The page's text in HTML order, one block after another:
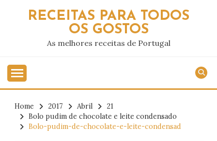
RECEITAS PARA TODOS
OS GOSTOS
As melhores receitas de Portugal
Home 2017 Abril
21
Bolo pudim de chocolate e leite condensado
Bolo-pudim-de-chocolate-e-leite-condensad